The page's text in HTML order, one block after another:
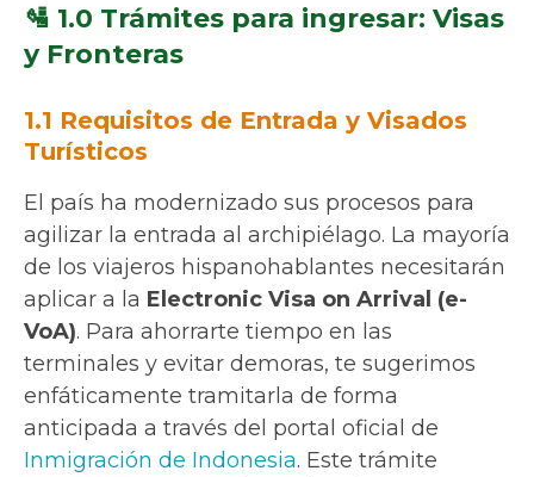
🛂 1.0 Trámites para ingresar: Visas
y Fronteras
1.1 Requisitos de Entrada y Visados
Turísticos
El país ha modernizado sus procesos para
agilizar la entrada al archipiélago. La mayoría
de los viajeros hispanohablantes necesitarán
aplicar a la Electronic Visa on Arrival (e-
VoA). Para ahorrarte tiempo en las
terminales y evitar demoras, te sugerimos
enfáticamente tramitarla de forma
anticipada a través del portal oficial de
Inmigración de Indonesia. Este trámite